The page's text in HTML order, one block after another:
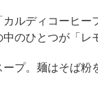
ルディコーヒー
のひとつが「レ
プ。麺はそば粉